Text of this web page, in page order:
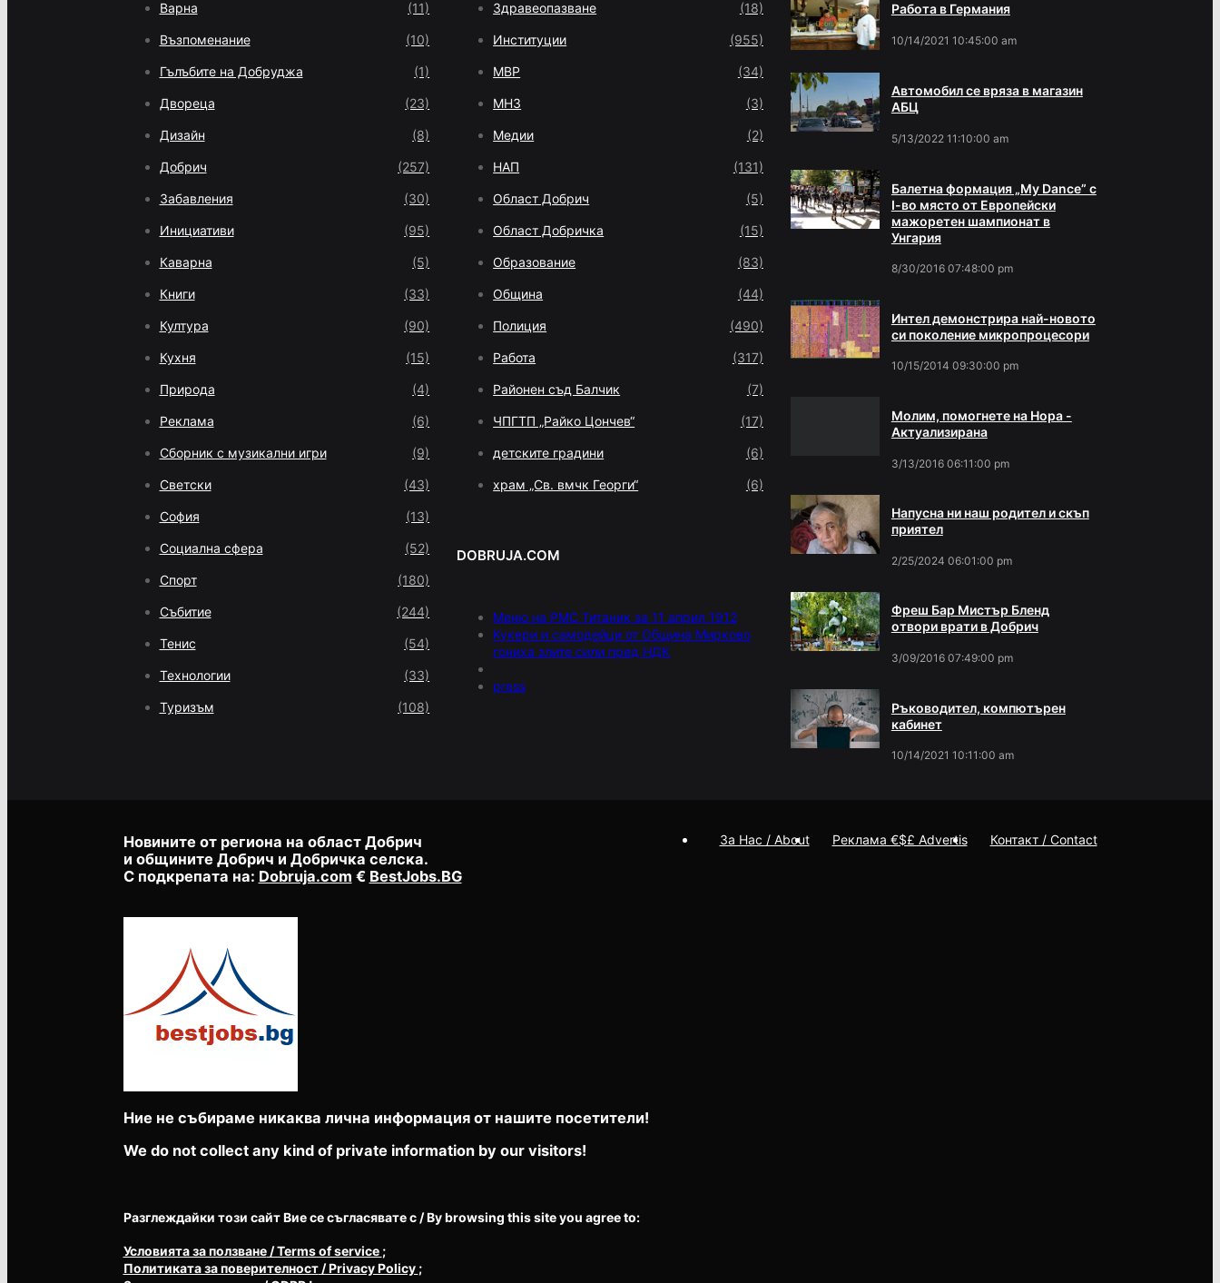
Варна (11)
Възпоменание (10)
Гълъбите на Добруджа (1)
Двореца (23)
Дизайн (8)
Добрич (257)
Забавления (30)
Инициативи (95)
Каварна (5)
Книги (33)
Култура (90)
Кухня (15)
Природа (4)
Реклама (6)
Сборник с музикални игри (9)
Светски (43)
София (13)
Социална сфера (52)
Спорт (180)
Събитие (244)
Тенис (54)
Технологии (33)
Туризъм (108)
Здравеопазване (18)
Институции (955)
МВР (34)
МНЗ (3)
Медии (2)
НАП (131)
Област Добрич (5)
Област Добричка (15)
Образование (83)
Община (44)
Полиция (490)
Работа (317)
Районен съд Балчик (7)
ЧПГТП „Райко Цончев“ (17)
детските градини (6)
храм „Св. вмчк Георги“ (6)
DOBRUJA.COM
Меню на РМС Титаник за 11 април 1912
Кукери и самодейци от Община Мирково
гониха злите сили пред НДК
press
Работа в Германия
10/14/2021 10:45:00 am
Автомобил се вряза в магазин
АБЦ
5/13/2022 11:10:00 am
Балетна формация „My Dance” с
І-во място от Европейски
мажоретен шампионат в
Унгария
8/30/2016 07:48:00 pm
Интел демонстрира най-новото
си поколение микропроцесори
10/15/2014 09:30:00 pm
Молим, помогнете на Нора -
Актуализирана
3/13/2016 06:11:00 pm
Напусна ни наш родител и скъп
приятел
2/25/2024 06:01:00 pm
Фреш Бар Мистър Бленд
отвори врати в Добрич
3/09/2016 07:49:00 pm
Ръководител, компютърен
кабинет
10/14/2021 10:11:00 am
Новините от региона на област Добрич
и общините Добрич и Добричка селска.
С подкрепата на: Dobruja.com € BestJobs.BG
Ние не събираме никаква лична информация от нашите посетители!
We do not collect any kind of private information by our visitors!
Разглеждайки този сайт Вие се съгласявате с / By browsing this site you agree to:
Условията за ползване/ Terms of service ;
Политиката за поверителност/ Privacy Policy ;
За Нас / About Реклама €$£ Advertis Контакт / Contact